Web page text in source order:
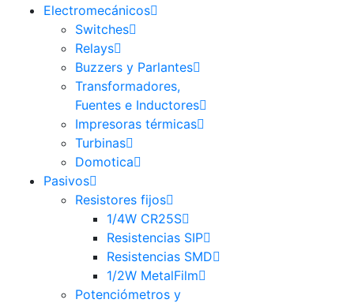
Electromecánicos
Switches
Relays
Buzzers y Parlantes
Transformadores,
Fuentes e Inductores
Impresoras térmicas
Turbinas
Domotica
Pasivos
Resistores fijos
1/4W CR25S
Resistencias SIP
Resistencias SMD
1/2W MetalFilm
Potenciómetros y